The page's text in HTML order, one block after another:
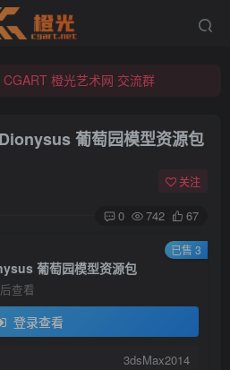
CGART 橙光艺术网 交流群
CGART 橙光艺术网 交流群
葡萄园模型资源包
关注
0 742 67
葡萄园模型资源包
查看
登录查看
3dsMax2014
已售 3